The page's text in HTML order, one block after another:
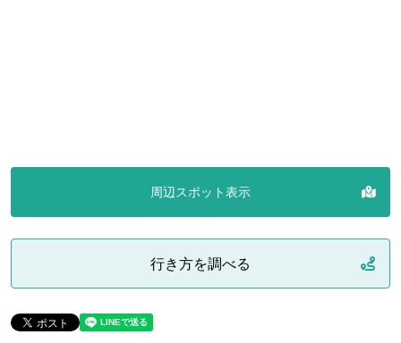
周辺スポット表示
行き方を調べる